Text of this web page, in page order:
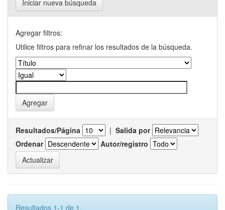
Iniciar nueva búsqueda
Agregar filtros:
Utilice filtros para refinar los resultados de la búsqueda.
Resultados/Página | Salida por
Ordenar
Autor/registro
Resultados 1-1 de 1.